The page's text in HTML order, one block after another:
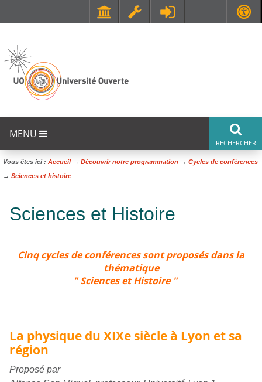
MENU
Vous êtes ici : Accueil→ Découvrir notre programmation → Cycles de conférences
→ Sciences et histoire
Sciences et Histoire
Cinq cycles de conférences sont proposés dans la
thématique
" Sciences et Histoire "
La physique du XIXe siècle à Lyon et sa
région
Proposé par